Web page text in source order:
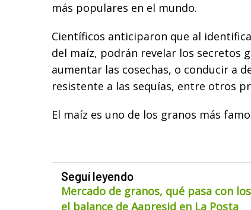
más populares en el mundo.
Científicos anticiparon que al
del maíz, podrán revelar los secretos
aumentar las cosechas, o conducir a
resistente a las sequías, entre otros
El maíz es uno de los granos más
Seguí leyendo
Mercado de granos, qué pasa con
el balance de Aapresid en La Posta